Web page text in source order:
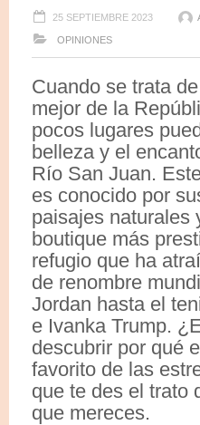
25 SEPTIEMBRE 2023
OPINIONES
Cuando se trata
mejor de la
pocos lugares
belleza y el
Río San Juan.
es conocido por
paisajes naturales
boutique más
refugio que ha
de renombre
Jordan hasta el
e Ivanka Trump.
descubrir por qué
favorito de las
que te des el trato
que mereces.